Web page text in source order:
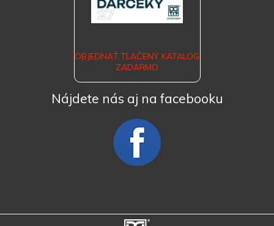
OBJEDNAŤ TLAČENÝ KATALÓG
ZADARMO
Nájdete nás aj na facebooku